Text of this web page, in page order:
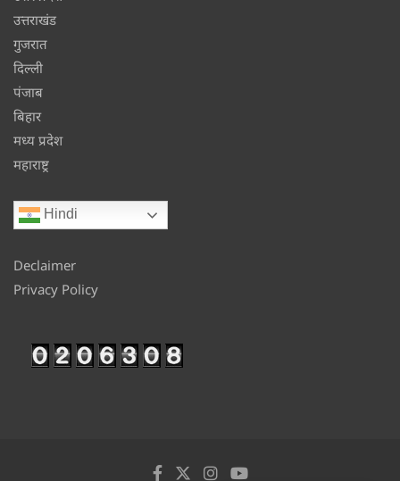
उत्तराखंड
गुजरात
दिल्ली
पंजाब
बिहार
मध्य प्रदेश
महाराष्ट्र
Hindi
Declaimer
Privacy Policy